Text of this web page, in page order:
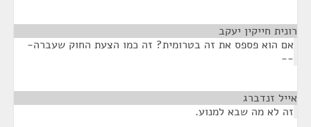
רונית חייקין יעקב
אם הוא פספס את זה בטרומית? זה כמו הצעת החוק שעברה-
--
אייל זנדברג
זה לא מה שבא למנוע.